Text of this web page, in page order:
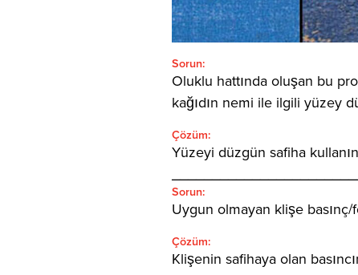
Sorun:
Oluklu hattında oluşan bu
kağıdın nemi ile ilgili yüzey
Çözüm:
Yüzeyi düzgün safiha
Sorun:
Uygun olmayan klişe basınç/
Çözüm:
Klişenin safihaya olan